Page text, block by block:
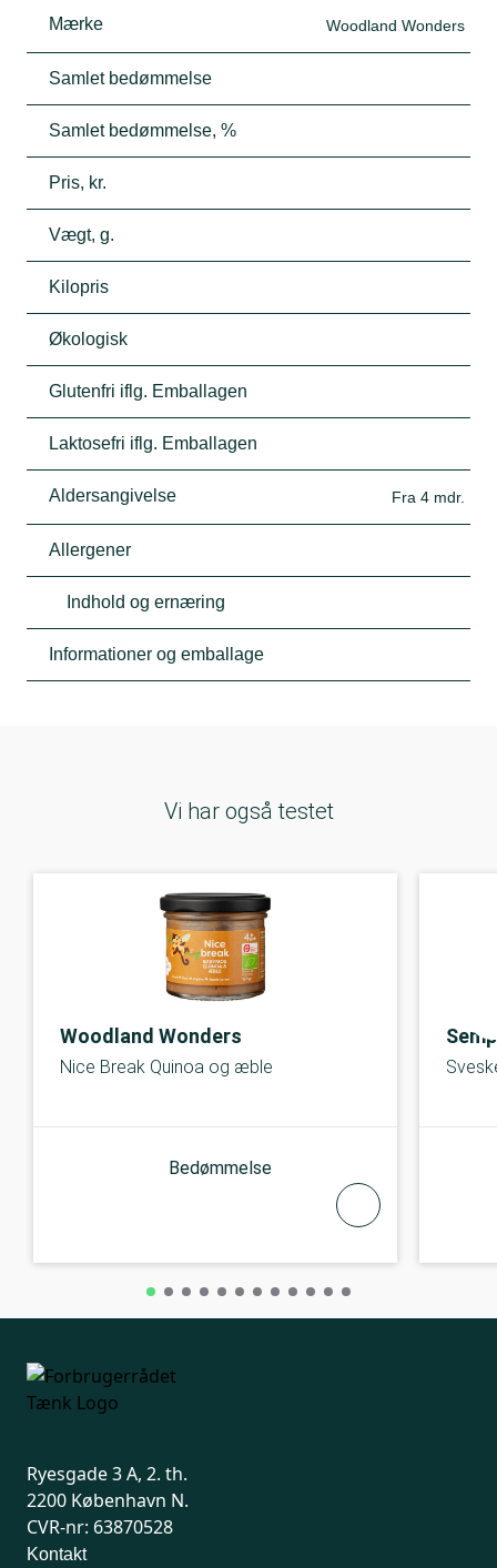
Mærke Woodland Wonders
Samlet bedømmelse
Samlet bedømmelse, %
Pris, kr.
Vægt, g.
Kilopris
Økologisk
Glutenfri iflg. Emballagen
Laktosefri iflg. Emballagen
Aldersangivelse Fra 4 mdr.
Allergener
Indhold og ernæring
Informationer og emballage
Vi har også testet
Woodland Wonders
Nice Break Quinoa og æble
Bedømmelse
Ryesgade 3 A, 2. th.
2200 København N.
CVR-nr: 63870528
Kontakt